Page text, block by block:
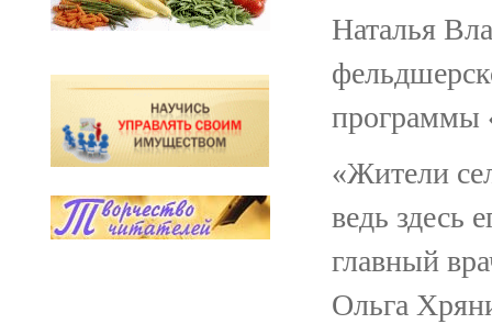
Наталья
программы
«Жители
ведь здесь
главный
Ольга